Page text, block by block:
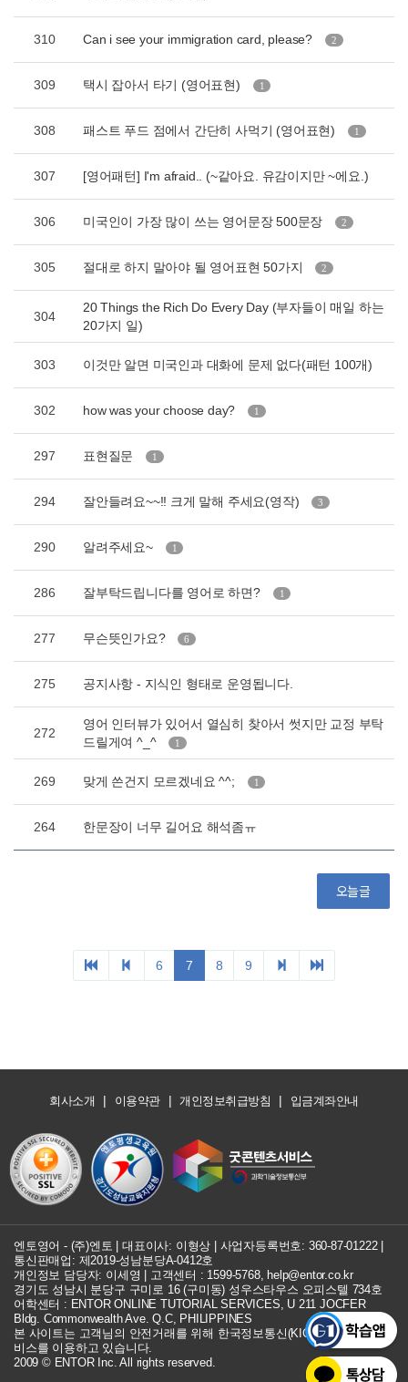
회사소개 | 이용약관 | 개인정보취급방침 | 입금계좌안내
엔토영어 - (주)엔토 | 대표이사: 이형상 | 사업자등록번호: 360-87-01222|
통신판매업: 제2019-성남분당A-0412호
개인정보 담당자: 이세영 | 고객센터 : 1599-5768, help@entor.co.kr
경기도 성남시 분당구 구미로 16 (구미동) 성우스타우스 오피스텔 734호
어학센터 : ENTOR ONLINE TUTORIAL SERVICES, U 211 JOCFER
Bldg. Commonwealth Ave. Q.C, PHILIPPINES
본 사이트는 고객님의 안전거래를 위해 한국정보통신(KICC) 구매안전 서
비스를 이용하고 있습니다.
2009 © ENTOR Inc. All rights reserved.